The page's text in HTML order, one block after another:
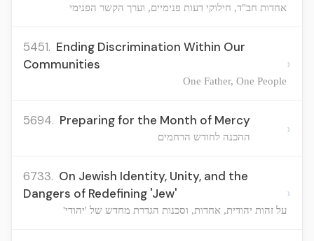
אחדות חב"ד, חילוקי דעות פנימיים, וערך הקשר הפנימי
5451. Ending Discrimination Within Our
Communities
One Father, One People
›
5694. Preparing for the Month of Mercy
ההכנה לחודש הרחמים ›
6733. On Jewish Identity, Unity, and the
Dangers of Redefining 'Jew'
על זהות יהודית, אחדות, וסכנות הגדרת מחדש של 'יהודי'
›